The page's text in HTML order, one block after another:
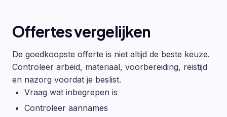
Offertes vergelijken
De goedkoopste offerte is niet altijd de beste keuze.
Controleer arbeid, materiaal, voorbereiding, reistijd
en nazorg voordat je beslist.
Vraag wat inbegrepen is
Controleer aannames